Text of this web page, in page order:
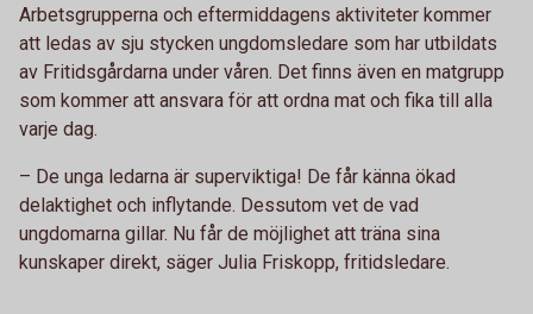
Arbetsgrupperna och eftermiddagens aktiviteter kommer
att ledas av sju stycken ungdomsledare som har utbildats
av Fritidsgårdarna under våren. Det finns även en matgrupp
som kommer att ansvara för att ordna mat och fika till alla
varje dag.
– De unga ledarna är superviktiga! De får känna ökad
delaktighet och inflytande. Dessutom vet de vad
ungdomarna gillar. Nu får de möjlighet att träna sina
kunskaper direkt, säger Julia Friskopp, fritidsledare.